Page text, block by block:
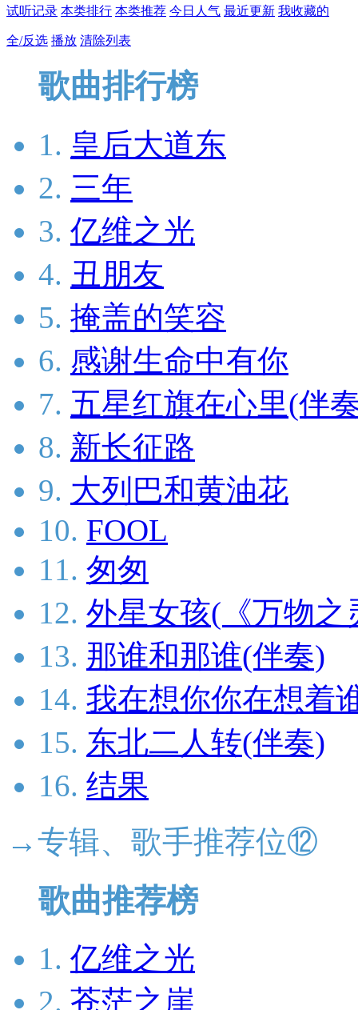
试听记录 本类排行 本类推荐 今日人气 最近更新 我收藏的
全/反选 播放 清除列表
歌曲排行榜
1. 皇后大道东
2. 三年
3. 亿维之光
4. 丑朋友
5. 掩盖的笑容
6. 感谢生命中有你
7. 五星红旗在心里(伴
8. 新长征路
9. 大列巴和黄油花
10. FOOL
11. 匆匆
12. 外星女孩(《万物之
13. 那谁和那谁(伴奏)
14. 我在想你你在想着
15. 东北二人转(伴奏)
16. 结果
→专辑、歌手推荐位⑫
歌曲推荐榜
1. 亿维之光
2. 苍茫之崖